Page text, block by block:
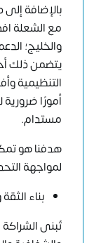
بالإضافة
مع الشعلة
والخليج؛
يتضمن ذلك
التنظيمية
أمورًا
مستدام.
هدفنا هو
لمواجهة
بناء
تُبنى